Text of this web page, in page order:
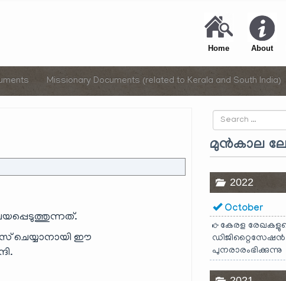
Home About
Missionary Documents (related to Kerala and South India)
ചെയ്യാനായി ഈ
Search
for
മുൻകാല
2022
October
കേരള
ഡിജിറ്റൈസേഷൻ
പുനരാരംഭിക്കുന്നു